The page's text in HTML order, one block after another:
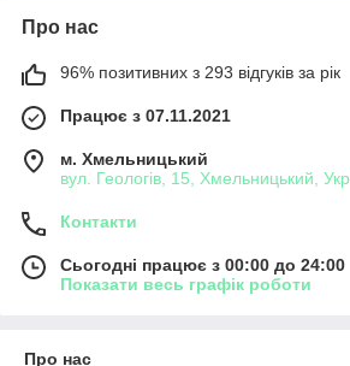
Про нас
96% позитивних з 293 відгуків за рік
Працює з 07.11.2021
м. Хмельницький
вул. Геологів, 15, Хмельницький,
Контакти
Сьогодні працює з 00:00 до 24:00
Показати весь графік роботи
Про нас